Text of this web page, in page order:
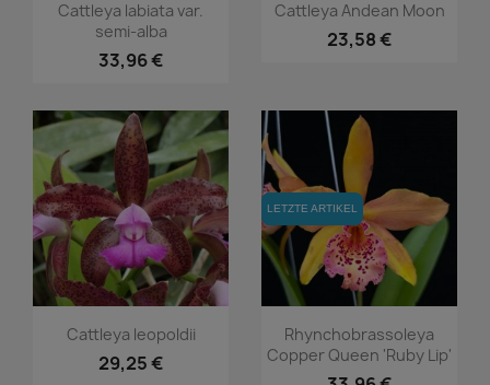

Cattleya labiata var.
semi-alba
33,96 €

Cattleya Andean Moon
23,58 €
Vorschau
Cattleya leopoldii
29,25 €
LETZTE ARTIKEL
LETZTE ARTIKEL
Vorschau
Rhynchobrassoleya
Copper Queen 'Ruby Lip'